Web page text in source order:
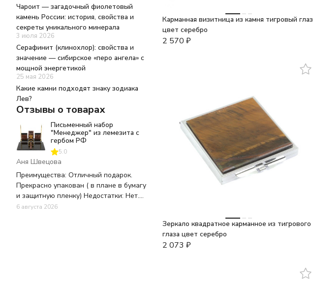
Карманная визитница из камня тигровый глаз
цвет серебро
2 570 ₽
Зеркало квадратное карманное из тигрового
глаза цвет серебро
2 073 ₽
Чароит — загадочный фиолетовый
камень России: история, свойства и
секреты уникального минерала
3 июля 2026
Серафинит (клинохлор): свойства и
значение — сибирское «перо ангела» с
мощной энергетикой
25 мая 2026
Какие камни подходят знаку зодиака
Лев?
Отзывы о товарах
Письменный набор
"Менеджер" из лемезита с
гербом РФ
5.0
Аня Швецова
Преимущества: Отличный подарок.
Прекрасно упакован ( в плане в бумагу
и защитную пленку) Недостатки: Нет.
Все было отлично. В целостности и
6 августа 2026